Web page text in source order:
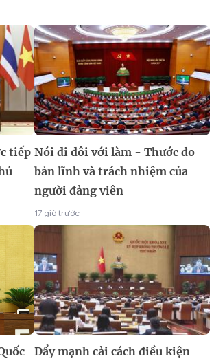
tiếp Nói đi đôi với làm - Thước đo
bản lĩnh và trách nhiệm của
người đảng viên
17 giờ trước
Đẩy mạnh cải cách điều kiện